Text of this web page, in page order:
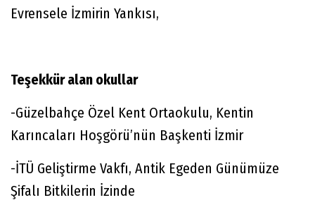
Evrensele İzmirin Yankısı,
Teşekkür alan okullar
-Güzelbahçe Özel Kent Ortaokulu, Kentin
Karıncaları Hoşgörü’nün Başkenti İzmir
-İTÜ Geliştirme Vakfı, Antik Egeden Günümüze
Şifalı Bitkilerin İzinde